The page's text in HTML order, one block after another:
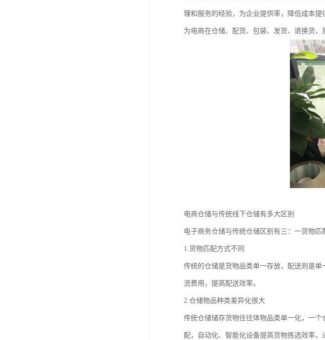
理和服务的经验，为企业提供率，降低成本提
为电商在仓储、配货、包装、发货、退换货、
电商仓储与传统线下仓储有多大区别
电子商务仓储与传统仓储区别有三：一货物
1.货物匹配方式不同
传统的仓储是货物品类单一存放，配送则是
流费用，提高配送效率。
2.仓储物品种类差异化很大
传统仓储储存货物往往体物品类单一化，一
配，自动化、智能化设备提高货物拣选效率